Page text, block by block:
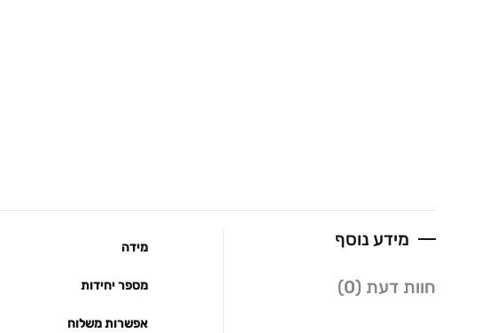
מידע נוסף
חוות דעת (0)
מידה
מספר יחידות
אפשרות משלוח